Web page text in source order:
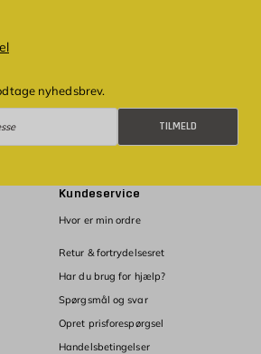
nyhedsbrev.
TILMELD
Kundeservice
Hvor er min ordre
Retur & fortrydelsesret
Har du brug for hjælp?
Spørgsmål og svar
Opret prisforespørgsel
Handelsbetingelser